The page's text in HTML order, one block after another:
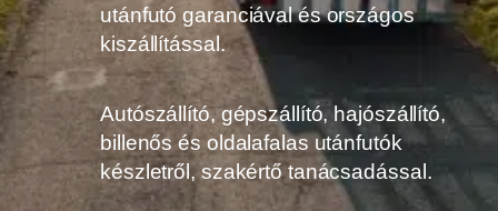
utánfutó garanciával és országos
kiszállítással.
Autószállító, gépszállító, hajószállító,
billenős és oldalafalas utánfutók
készletről, szakértő tanácsadással.